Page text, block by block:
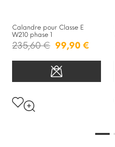
Calandre pour Classe E
W210 phase 1
235,60 € 99,90 €